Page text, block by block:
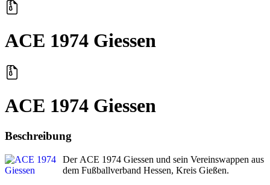
ACE 1974 Giessen
ACE 1974 Giessen
Beschreibung
Der ACE 1974 Giessen und sein Vereinswappen aus
dem Fußballverband Hessen, Kreis Gießen.